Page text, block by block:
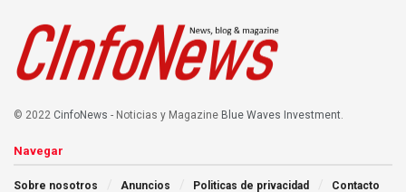
© 2022 CinfoNews - Noticias y Magazine Blue Waves Investment.
Navegar
Sobre nosotros Anuncios Politicas de privacidad Contacto